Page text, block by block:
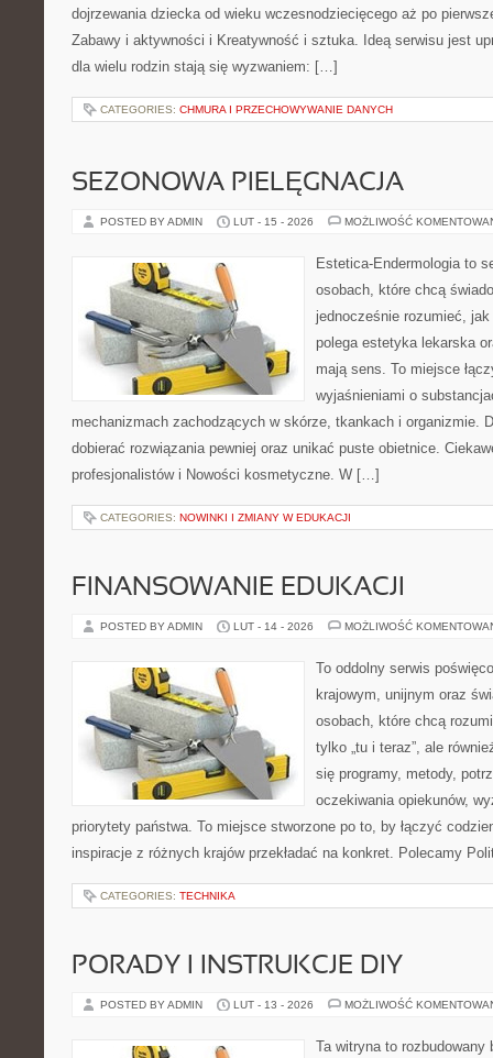
dojrzewania dziecka od wieku wczesnodziecięcego aż po
Zabawy i aktywności i Kreatywność i sztuka. Ideą serwisu jest
dla wielu rodzin stają się wyzwaniem: […]
CATEGORIES: CHMURA I PRZECHOWYWANIE DANYCH
SEZONOWA PIELĘGNACJA
POSTED BY ADMIN LUT - 15 - 2026 MOŻLIWOŚĆ
Estetica-Endermologia to
osobach, które chcą
jednocześnie rozumieć,
polega estetyka lekarska
mają sens. To miejsce
wyjaśnieniami o
mechanizmach zachodzących w skórze, tkankach i organizmie.
dobierać rozwiązania pewniej oraz unikać puste obietnice.
profesjonalistów i Nowości kosmetyczne. W […]
CATEGORIES: NOWINKI I ZMIANY W EDUKACJI
FINANSOWANIE EDUKACJI
POSTED BY ADMIN LUT - 14 - 2026 MOŻLIWOŚĆ
To oddolny serwis
krajowym, unijnym oraz
osobach, które chcą
tylko „tu i teraz”, ale
się programy, metody,
oczekiwania opiekunów,
priorytety państwa. To miejsce stworzone po to, by łączyć
inspiracje z różnych krajów przekładać na konkret. Polecamy
CATEGORIES: TECHNIKA
PORADY I INSTRUKCJE DIY
POSTED BY ADMIN LUT - 13 - 2026 MOŻLIWOŚĆ
Ta witryna to rozbudowany